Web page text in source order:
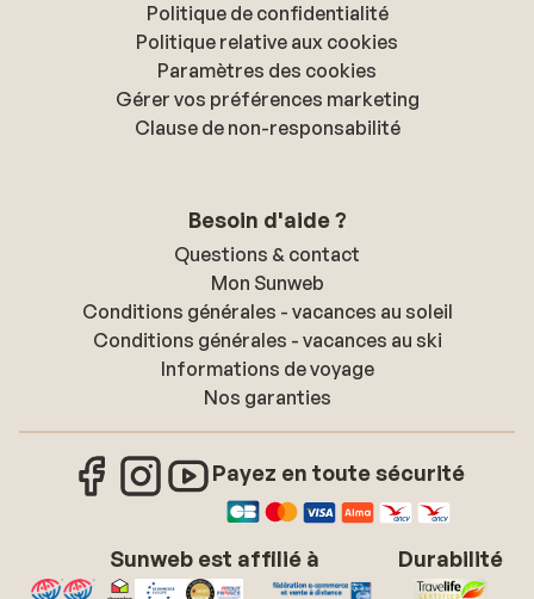
Politique de confidentialité
Politique relative aux cookies
Paramètres des cookies
Gérer vos préférences marketing
Clause de non-responsabilité
Besoin d'aide ?
Questions & contact
Mon Sunweb
Conditions générales - vacances au soleil
Conditions générales - vacances au ski
Informations de voyage
Nos garanties
Payez en toute sécurité
Sunweb est affilié à Durabilité